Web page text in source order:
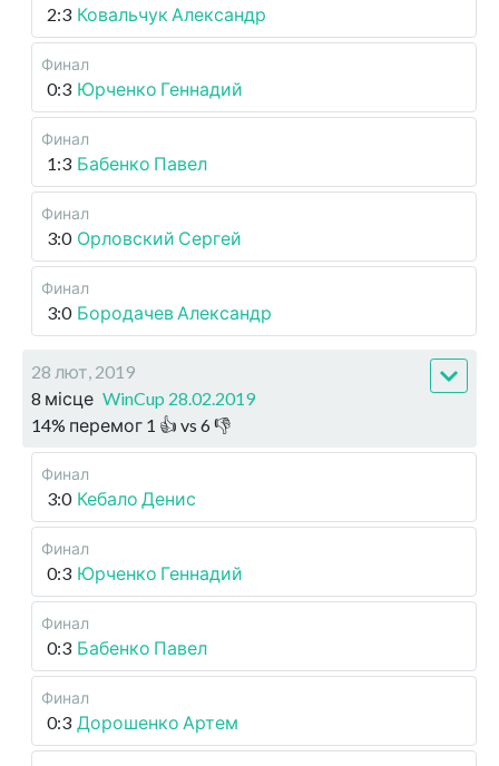
2:3 Ковальчук Александр
Финал
0:3 Юрченко Геннадий
Финал
1:3 Бабенко Павел
Финал
3:0 Орловский Сергей
Финал
3:0 Бородачев Александр
28 лют, 2019
8 місце WinCup 28.02.2019
14% перемог 1 👍 vs 6👎
Финал
3:0 Кебало Денис
Финал
0:3 Юрченко Геннадий
Финал
0:3 Бабенко Павел
Финал
0:3 Дорошенко Артем